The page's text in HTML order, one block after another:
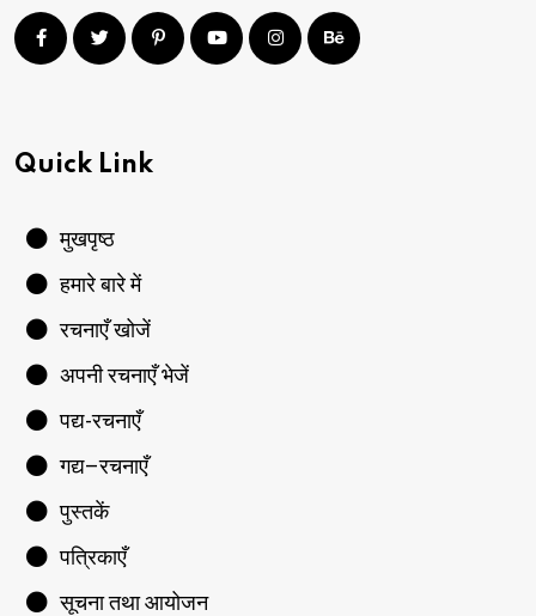
Quick Link
मुखपृष्ठ
हमारे बारे में
रचनाएँ खोजें
अपनी रचनाएँ भेजें
पद्य-रचनाएँ
गद्य–रचनाएँ
पुस्तकें
पत्रिकाएँ
सूचना तथा आयोजन